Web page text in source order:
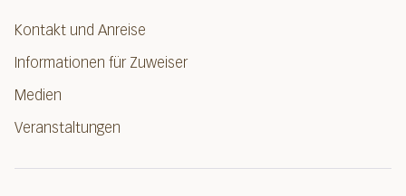
Kontakt und Anreise
Informationen für Zuweiser
Medien
Veranstaltungen